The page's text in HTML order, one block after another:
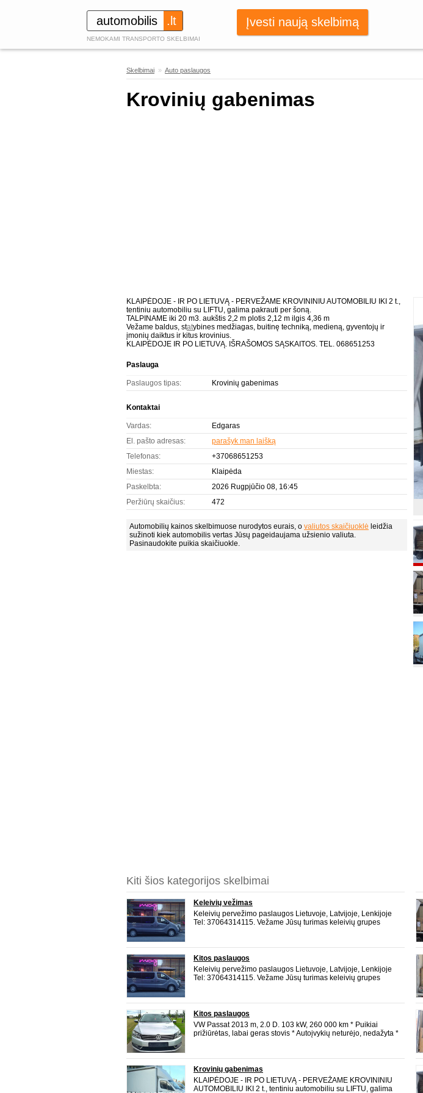
automobilis .lt
NEMOKAMI TRANSPORTO SKELBIMAI
Įvesti naują skelbimą
Skelbimai » Auto paslaugos
Krovinių gabenimas
KLAIPĖDOJE - IR PO LIETUVĄ - PERVEŽAME KROVININIU AUTOMOBILIU IKI 2 t.,
tentiniu automobiliu su LIFTU, galima pakrauti per šoną.
TALPINAME iki 20 m3. aukštis 2,2 m plotis 2,12 m ilgis 4,36 m
Vežame baldus, statybines medžiagas, buitinę techniką, medieną, gyventojų ir
įmonių daiktus ir kitus krovinius.
KLAIPĖDOJE IR PO LIETUVĄ. IŠRAŠOMOS SĄSKAITOS. TEL. 068651253
Paslauga
Paslaugos tipas: Krovinių gabenimas
Kontaktai
Vardas:
Edgaras
El. pašto adresas:
parašyk man laišką
Telefonas:
+37068651253
Miestas:
Klaipėda
Paskelbta:
2026 Rugpjūčio 08, 16:45
Peržiūrų skaičius:
472
Automobilių kainos skelbimuose nurodytos eurais, o valiutos skaičiuoklė leidžia
sužinoti kiek automobilis vertas Jūsų pageidaujama užsienio valiuta.
Pasinaudokite puikia skaičiuokle.
Kiti šios kategorijos skelbimai
Keleivių vežimas
Keleivių pervežimo paslaugos Lietuvoje, Latvijoje, Lenkijoje
Tel: 37064314115. Vežame Jūsų turimas keleivių grupes
krikštynos, merg
Kitos paslaugos
Keleivių pervežimo paslaugos Lietuvoje, Latvijoje, Lenkijoje
Tel: 37064314115. Vežame Jūsų turimas keleivių grupes
krikštynos, merg
Kitos paslaugos
VW Passat 2013 m, 2.0 D. 103 kW, 260 000 km * Puikiai
prižiūrėtas, labai geras stovis * Autoįvykių neturėjo, nedažyta *
purkšt
Krovinių gabenimas
KLAIPĖDOJE - IR PO LIETUVĄ - PERVEŽAME KROVININIU
AUTOMOBILIU IKI 2 t., tentiniu automobiliu su LIFTU, galima